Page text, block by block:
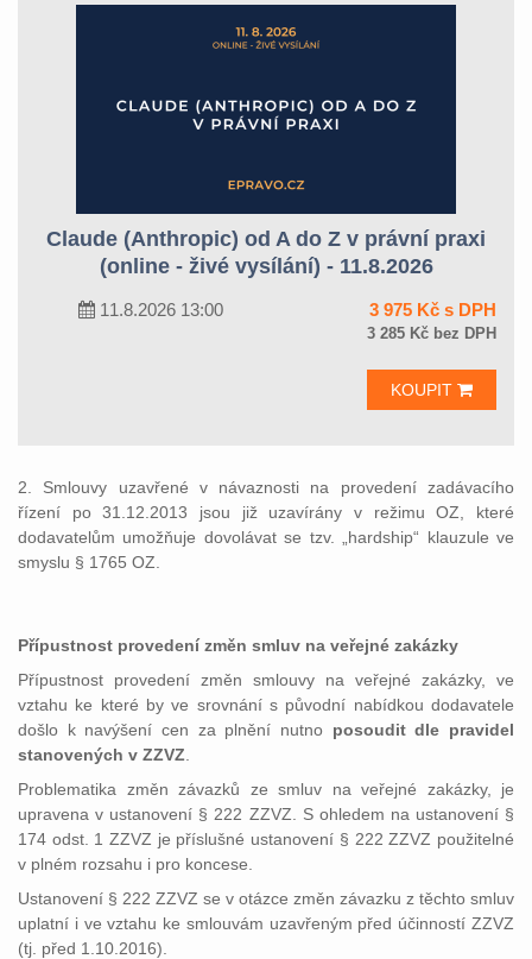
Claude (Anthropic) od A do Z v právní praxi
(online - živé vysílání) - 11.8.2026
11.8.2026 13:00 3 975 Kč s DPH
3 285 Kč bez DPH
KOUPIT
2. Smlouvy uzavřené v návaznosti na provedení zadávacího
řízení po 31.12.2013 jsou již uzavírány v režimu OZ, které
dodavatelům umožňuje dovolávat se tzv. „hardship“ klauzule ve
smyslu § 1765 OZ.
Přípustnost provedení změn smluv na veřejné zakázky
Přípustnost provedení změn smlouvy na veřejné zakázky, ve
vztahu ke které by ve srovnání s původní nabídkou dodavatele
došlo k navýšení cen za plnění nutno posoudit dle pravidel
stanovených v ZZVZ
Problematika změn závazků ze smluv na veřejné zakázky, je
upravena v ustanovení § 222 ZZVZ. S ohledem na ustanovení §
174 odst. 1 ZZVZ je příslušné ustanovení § 222 ZZVZ použitelné
v plném rozsahu i pro koncese.
Ustanovení § 222 ZZVZ se v otázce změn závazku z těchto smluv
uplatní i ve vztahu ke smlouvám uzavřeným před účinností ZZVZ
(tj. před 1.10.2016).